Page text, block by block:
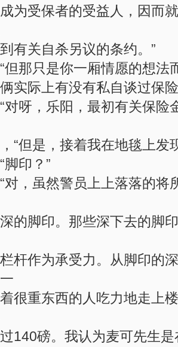
为受保者的受益人，因而
有关自杀另议的条约。”
只是你一厢情愿的想法
实际上有没有私自谈过保
，乐阳，最初有关保险
“但是，接着我在地毯上发
印？”
虽然警员上上落落的将
的脚印。那些深下去的脚
杆作为承受力。从脚印的
很重东西的人吃力地走上
140磅。我认为麦可先生